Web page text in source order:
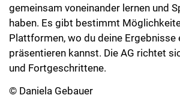
gemeinsam voneinander lernen und
haben. Es gibt bestimmt
Plattformen, wo du deine Ergebnisse
präsentieren kannst. Die AG richtet
und Fortgeschrittene.
© Daniela Gebauer